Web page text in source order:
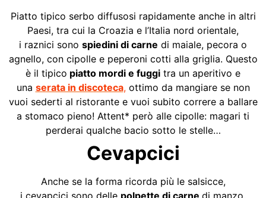
Piatto tipico serbo diffusosi rapidamente anche in altri
Paesi, tra cui la Croazia e l’Italia nord orientale,
i raznici sono spiedini di carne di maiale, pecora o
agnello, con cipolle e peperoni cotti alla griglia. Questo
è il tipico piatto mordi e fuggi tra un aperitivo e
una serata in discoteca,ottimo da mangiare se non
vuoi sederti al ristorante e vuoi subito correre a ballare
a stomaco pieno! Attent* però alle cipolle: magari ti
perderai qualche bacio sotto le stelle…
Cevapcici
Anche se la forma ricorda più le salsicce,
i cevapcici sono delle polpette di carne di manzo,